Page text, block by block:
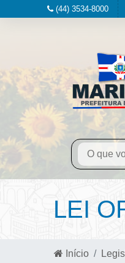
(44) 3534-8000
LEI
Início